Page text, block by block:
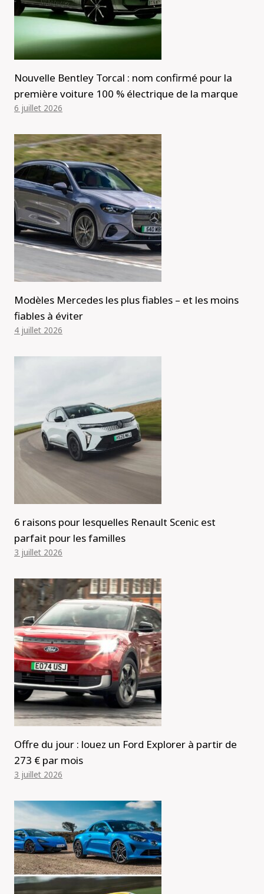
Nouvelle Bentley Torcal : nom confirmé pour la
première voiture 100 % électrique de la marque
6 juillet 2026
Modèles Mercedes les plus fiables – et les moins
fiables à éviter
4 juillet 2026
6 raisons pour lesquelles Renault Scenic est
parfait pour les familles
3 juillet 2026
Offre du jour : louez un Ford Explorer à partir de
273 € par mois
3 juillet 2026